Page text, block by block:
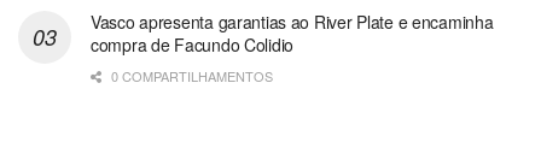
Vasco apresenta garantias ao River Plate e encaminha
compra de Facundo Colidio
0 COMPARTILHAMENTOS